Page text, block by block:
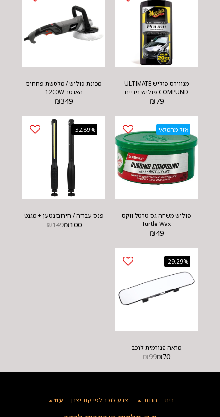
מגווירס פוליש ULTIMATE
COMPUND פוליש ביניים
₪79
מכונת פוליש / מלטשת פחחים
האנטר 1200W
₪349
אזל מהמלאי
פוליש משחה גס טרטל ווקס
Turtle Wax
₪49
-32.89%
פנס עבודה / חירום נטען + מגנט
₪149₪100
-29.29%
מראה פנורמית לרכב
₪99₪70
בית חנות צבע לרכב לפי קוד יצרן עוד